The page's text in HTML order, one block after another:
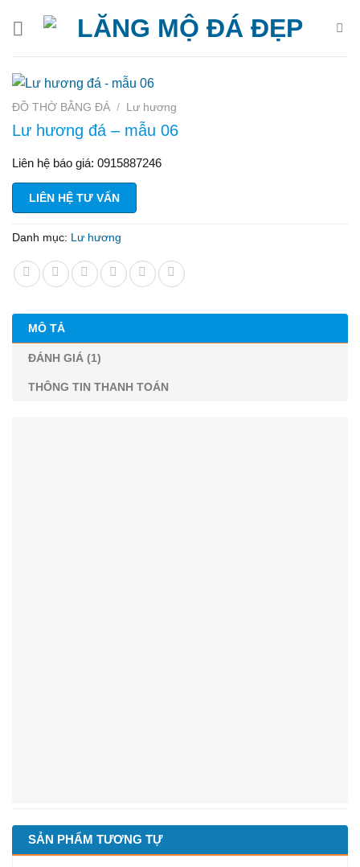
ĐỒ THỜ BẰNG ĐÁ / Lư hương
Lư hương đá – mẫu 06
Liên hệ báo giá: 0915887246
LIÊN HỆ TƯ VẤN
Danh mục: Lư hương
MÔ TẢ
ĐÁNH GIÁ (1)
THÔNG TIN THANH TOÁN
SẢN PHẨM TƯƠNG TỰ